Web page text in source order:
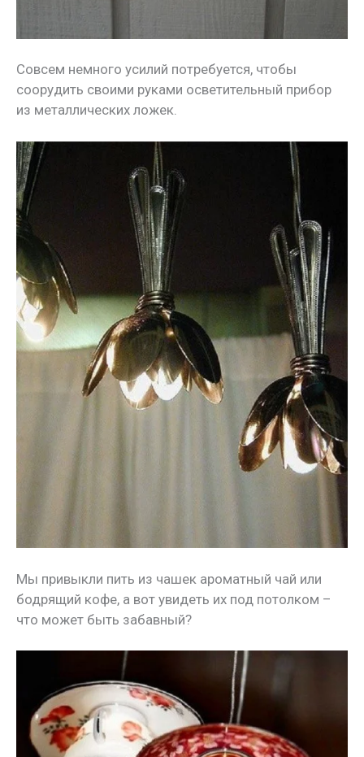
Совсем немного усилий потребуется, чтобы
соорудить своими руками осветительный прибор
из металлических ложек.
Мы привыкли пить из чашек ароматный чай или
бодрящий кофе, а вот увидеть их под потолком –
что может быть забавный?